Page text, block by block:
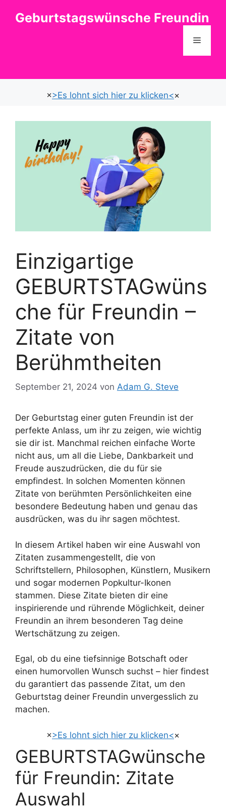
InhaltGeburtstagswünsche Freundin
Menü
×>Es lohnt sich hier zu klicken<×
Einzigartige
GEBURTSTAGwüns
che für Freundin –
Zitate von
Berühmtheiten
September 21, 2024 von Adam G. Steve
Der Geburtstag einer guten Freundin ist der
perfekte Anlass, um ihr zu zeigen, wie wichtig
sie dir ist. Manchmal reichen einfache Worte
nicht aus, um all die Liebe, Dankbarkeit und
Freude auszudrücken, die du für sie
empfindest. In solchen Momenten können
Zitate von berühmten Persönlichkeiten eine
besondere Bedeutung haben und genau das
ausdrücken, was du ihr sagen möchtest.
In diesem Artikel haben wir eine Auswahl von
Zitaten zusammengestellt, die von
Schriftstellern, Philosophen, Künstlern, Musikern
und sogar modernen Popkultur-Ikonen
stammen. Diese Zitate bieten dir eine
inspirierende und rührende Möglichkeit, deiner
Freundin an ihrem besonderen Tag deine
Wertschätzung zu zeigen.
Egal, ob du eine tiefsinnige Botschaft oder
einen humorvollen Wunsch suchst – hier findest
du garantiert das passende Zitat, um den
Geburtstag deiner Freundin unvergesslich zu
machen.
×>Es lohnt sich hier zu klicken<×
GEBURTSTAGwünsche
für Freundin: Zitate
Auswahl